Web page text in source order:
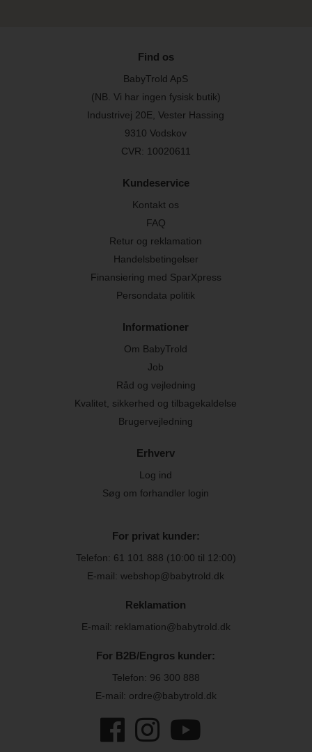
Find os
BabyTrold ApS
(NB. Vi har ingen fysisk butik)
Industrivej 20E, Vester Hassing
9310 Vodskov
CVR: 10020611
Kundeservice
Kontakt os
FAQ
Retur og reklamation
Handelsbetingelser
Finansiering med SparXpress
Persondata politik
Informationer
Om BabyTrold
Job
Råd og vejledning
Kvalitet, sikkerhed og tilbagekaldelse
Brugervejledning
Erhverv
Log ind
Søg om forhandler login
For privat kunder:
Telefon: 61 101 888 (10:00 til 12:00)
E-mail: webshop@babytrold.dk
Reklamation
E-mail: reklamation@babytrold.dk
For B2B/Engros kunder:
Telefon: 96 300 888
E-mail: ordre@babytrold.dk